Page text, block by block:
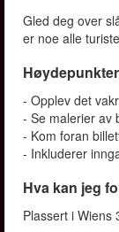
Gled deg over
er noe alle
Høydepunkter
- Opplev det
- Se malerier av
- Kom foran
- Inkluderer
Hva kan jeg
Plassert i